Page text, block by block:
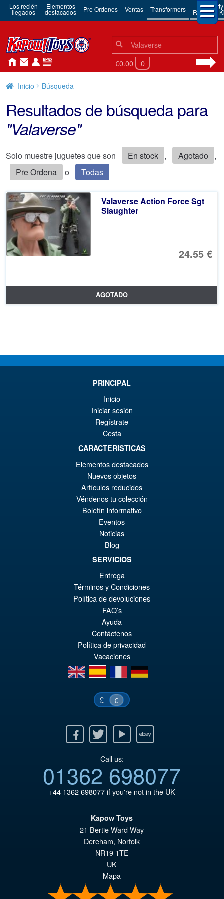
Los recién
llegados
Elementos
destacados Pre Ordenes Ventas Transformers 3rd Party
Robots &
Búsqueda:
Búsqueda
€0.00 0
Inicio Búsqueda
Resultados de búsqueda para
"Valaverse"
Solo muestre juguetes que son En stock , Agotado
,
Pre Ordena
o Todas
Valaverse Action Force Sgt
Slaughter
24.55 €
AGOTADO
PRINCIPAL
Inicio
Iniciar sesión
Regístrate
Cesta
CARACTERISTICAS
Elementos destacados
Nuevos objetos
Artículos reducidos
Véndenos tu colección
Boletín informativo
Eventos
Noticias
Blog
SERVICIOS
Entrega
Términos y Condiciones
Política de devoluciones
FAQ’s
Ayuda
Contáctenos
Política de privacidad
Vacaciones
en
es fr de
£ €
Twitter Youtube Ebay
Call us:
01362 698077
+44 1362 698077if you're not in the UK
Kapow Toys
21 Bertie Ward Way
Dereham, Norfolk
NR19 1TE
UK
Mapa